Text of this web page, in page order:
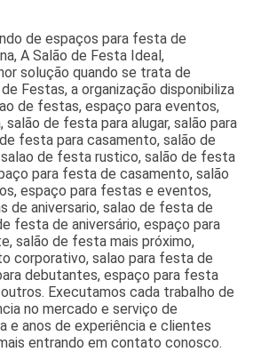
de espaços para festa de
A Salão de Festa Ideal,
solução quando se trata de
Festas, a organização disponibiliza
de festas, espaço para eventos,
de festa para alugar, salão para
festa para casamento, salão de
de festa rustico, salão de festa
para festa de casamento, salão
espaço para festas e eventos,
de aniversario, salao de festa de
festa de aniversário, espaço para
salão de festa mais próximo,
corporativo, salao para festa de
debutantes, espaço para festa
Executamos cada trabalho de
no mercado e serviço de
e anos de experiência e clientes
entrando em contato conosco.